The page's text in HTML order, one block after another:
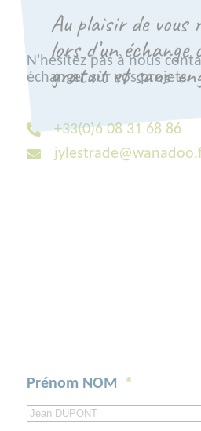
N'hésitez pas à nous
échanger sur vos projets
+33(0)6 08 31 68 86
Au plaisir de
lors d’un
gratuit et sans
Prénom NOM *